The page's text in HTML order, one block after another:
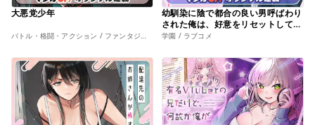
大悪党少年
バトル・格闘・アクション / ファンタジー・幻想
幼馴染に陰で都合の良い男呼ばわり
された俺は、好意をリセットして普
通に青春を送りたい
学園 / ラブコメ